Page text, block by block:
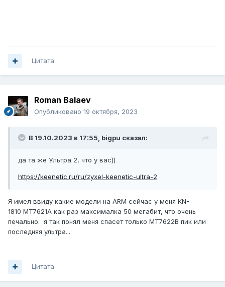
Цитата
Roman Balaev
Опубликовано 19 октября, 2023
В 19.10.2023 в 17:55, bigpu сказал:
да та же Ультра 2, что у вас))
https://keenetic.ru/ru/zyxel-keenetic-ultra-2
Я имел ввиду какие модели на ARM сейчас у меня KN-
1810 MT7621A как раз максималка 50 мегабит, что очень
печально. я так понял меня спасет только MT7622B пик или
последняя ультра...
Цитата